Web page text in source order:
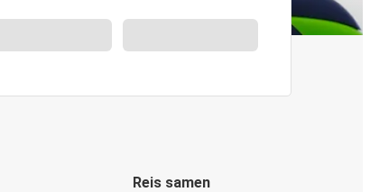
Reis samen